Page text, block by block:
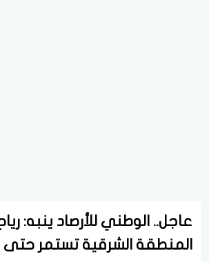
عاجل.. الوطني للأرصاد ينبه:
المنطقة الشرقية تستمر حتى 7 مساءً